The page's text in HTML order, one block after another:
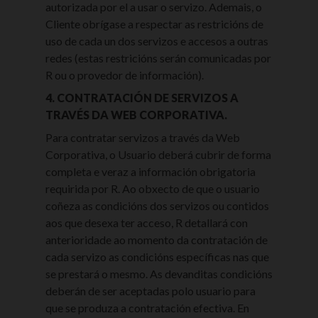
autorizada por el a usar o servizo. Ademais, o
Cliente obrígase a respectar as restricións de
uso de cada un dos servizos e accesos a outras
redes (estas restricións serán comunicadas por
R ou o provedor de información).
4. CONTRATACIÓN DE SERVIZOS A
TRAVÉS DA WEB CORPORATIVA.
Para contratar servizos a través da Web
Corporativa, o Usuario deberá cubrir de forma
completa e veraz a información obrigatoria
requirida por R. Ao obxecto de que o usuario
coñeza as condicións dos servizos ou contidos
aos que desexa ter acceso, R detallará con
anterioridade ao momento da contratación de
cada servizo as condicións específicas nas que
se prestará o mesmo. As devanditas condicións
deberán de ser aceptadas polo usuario para
que se produza a contratación efectiva. En